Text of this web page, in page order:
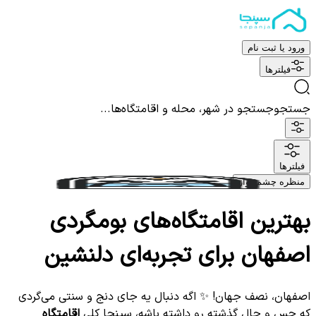
ورود یا ثبت نام
فیلترها
جستجوجستجو در شهر، محله و اقامتگاه‌ها...
فیلترها
منظره چشم نواز
بهترین اقامتگاه‌های بومگردی
اصفهان برای تجربه‌ای دلنشین
اصفهان، نصف جهان! ✨ اگه دنبال یه جای دنج و سنتی می‌گردی